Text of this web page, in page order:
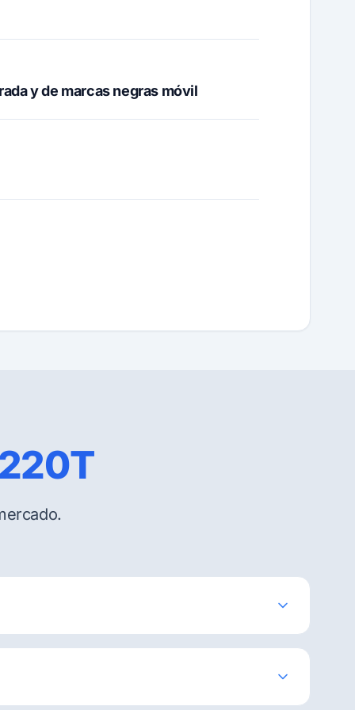
y de marcas negras móvil